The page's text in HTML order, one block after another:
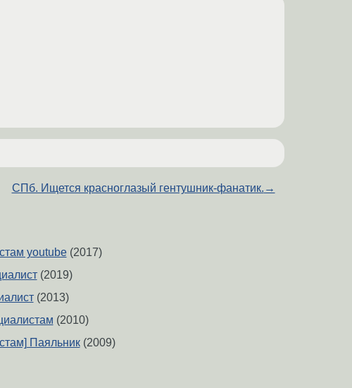
СПб. Ищется красноглазый гентушник-фанатик. →
youtube(2017)
(2019)
(2013)
(2010)
Паяльник(2009)